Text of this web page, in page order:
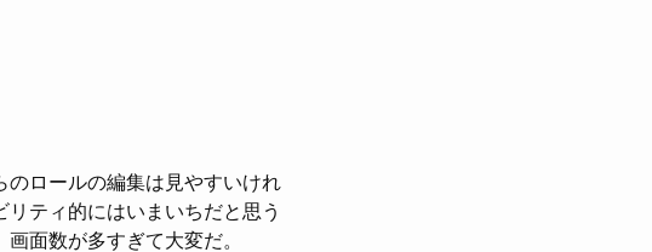
のロールの編集は見やすいけれ
ティ的にはいまいちだと思う
面数が多すぎて大変だ。